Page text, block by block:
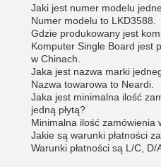
Jaki jest numer modelu
Numer modelu to LKD3588.
Gdzie produkowany jest
Komputer Single Board jest
w Chinach.
Jaka jest nazwa marki
Nazwa towarowa to Neardi.
Jaka jest minimalna ilość
jedną płytą?
Minimalna ilość zamówienia
Jakie są warunki płatności
Warunki płatności są L/C, D/